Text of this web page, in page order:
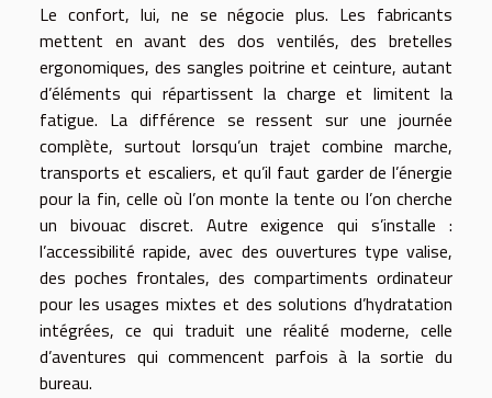
Le confort, lui, ne se négocie plus. Les fabricants
mettent en avant des dos ventilés, des bretelles
ergonomiques, des sangles poitrine et ceinture, autant
d’éléments qui répartissent la charge et limitent la
fatigue. La différence se ressent sur une journée
complète, surtout lorsqu’un trajet combine marche,
transports et escaliers, et qu’il faut garder de l’énergie
pour la fin, celle où l’on monte la tente ou l’on cherche
un bivouac discret. Autre exigence qui s’installe :
l’accessibilité rapide, avec des ouvertures type valise,
des poches frontales, des compartiments ordinateur
pour les usages mixtes et des solutions d’hydratation
intégrées, ce qui traduit une réalité moderne, celle
d’aventures qui commencent parfois à la sortie du
bureau.